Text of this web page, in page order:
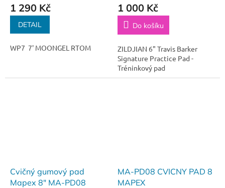
1 290 Kč
DETAIL
WP7 7' MOONGEL RTOM
1 000 Kč
Do košíku
ZILDJIAN 6" Travis Barker
Signature Practice Pad -
Tréninkový pad
Cvičný gumový pad
Mapex 8" MA-PD08
MA-PD08 CVICNY PAD 8
MAPEX